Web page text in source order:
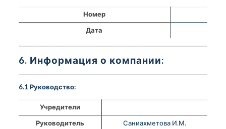
Номер
Дата
6. Информация о компании:
6.1 Руководство:
Учредители
Руководитель
Саниахметова И.М.